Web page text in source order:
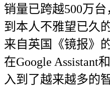
销量已跨越500万
到本人不雅望已久
来自英国《镜报》
在Google Assistant
入到了越来越多的